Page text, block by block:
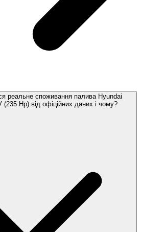
реальне споживання палива Hyundai
Hp) від офіційних даних і чому?